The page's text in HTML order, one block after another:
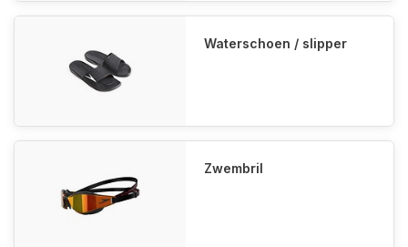
Waterschoen / slipper
Zwembril